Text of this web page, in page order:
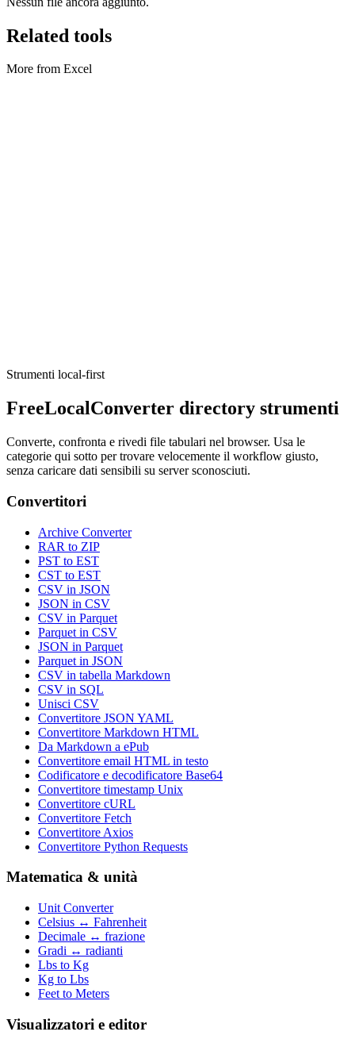
Related tools
More from Excel
Strumenti local-first
FreeLocalConverter directory strumenti
Converte, confronta e rivedi file tabulari nel browser. Usa le
categorie qui sotto per trovare velocemente il workflow giusto,
senza caricare dati sensibili su server sconosciuti.
Convertitori
Archive Converter
RAR to ZIP
PST to EST
CST to EST
CSV in JSON
JSON in CSV
CSV in Parquet
Parquet in CSV
JSON in Parquet
Parquet in JSON
CSV in tabella Markdown
CSV in SQL
Unisci CSV
Convertitore JSON YAML
Convertitore Markdown HTML
Da Markdown a ePub
Convertitore email HTML in testo
Codificatore e decodificatore Base64
Convertitore timestamp Unix
Convertitore cURL
Convertitore Fetch
Convertitore Axios
Convertitore Python Requests
Matematica & unità
Unit Converter
Celsius ↔ Fahrenheit
Decimale ↔ frazione
Gradi ↔ radianti
Lbs to Kg
Kg to Lbs
Feet to Meters
Visualizzatori e editor